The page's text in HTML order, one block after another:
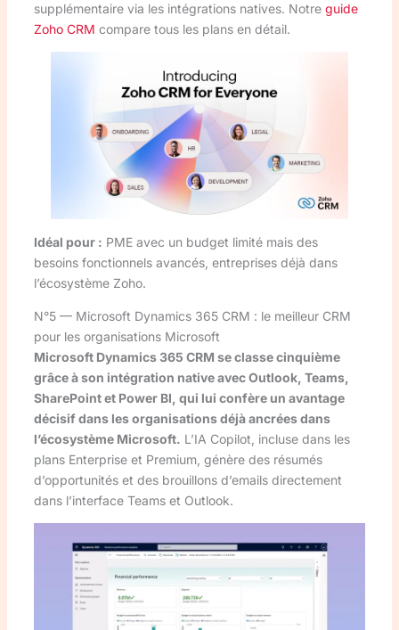
supplémentaire via les intégrations natives. Notre guide
Zoho CRM compare tous les plans en détail.
Idéal pour : PME avec un budget limité mais des
besoins fonctionnels avancés, entreprises déjà dans
l’écosystème Zoho.
N°5 — Microsoft Dynamics 365 CRM : le meilleur CRM
pour les organisations Microsoft
Microsoft Dynamics 365 CRM se classe cinquième
grâce à son intégration native avec Outlook, Teams,
SharePoint et Power BI, qui lui confère un avantage
décisif dans les organisations déjà ancrées dans
l’écosystème Microsoft. L’IA Copilot, incluse dans les
plans Enterprise et Premium, génère des résumés
d’opportunités et des brouillons d’emails directement
dans l’interface Teams et Outlook.